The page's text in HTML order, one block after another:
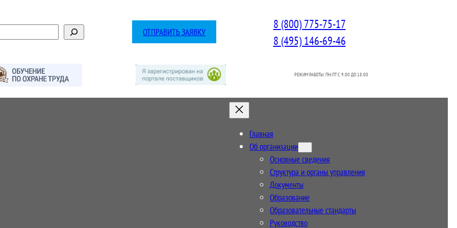
ОТПРАВИТЬ ЗАЯВКУ
8 (800) 775-75-17
8 (495) 146-69-46
РЕЖИМ РАБОТЫ: ПН-ПТ C 9.00 ДО 18.00
Главная
Об организации
Основные сведения
Структура и органы управления
Документы
Образование
Образовательные стандарты
Руководство